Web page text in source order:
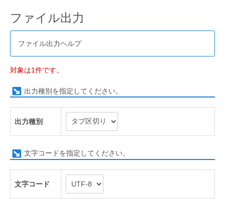
ファイル出力
ファイル出力ヘルプ
対象は1件です。
出力種別を指定してください。
出力種別
文字コードを指定してください。
文字コード